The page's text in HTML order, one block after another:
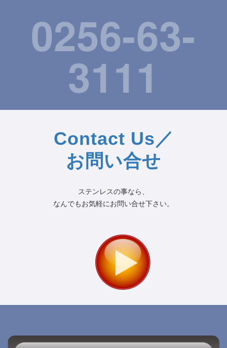
0256-63-
3111
Contact Us／
お問い合せ
ステンレスの事なら、
なんでもお気軽にお問い合せ下さい。